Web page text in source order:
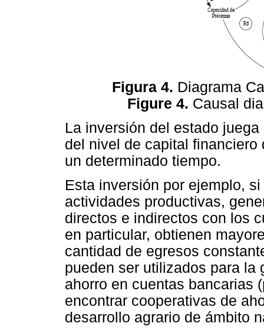
Figura 4. Diagrama
Figure 4. Causal
La inversión del estado
del nivel de capital financiero
un determinado tiempo.
Esta inversión por ejemplo,
actividades productivas,
directos e indirectos con los
en particular, obtienen
cantidad de egresos
pueden ser utilizados para la
ahorro en cuentas bancarias
encontrar cooperativas de
desarrollo agrario de ámbito